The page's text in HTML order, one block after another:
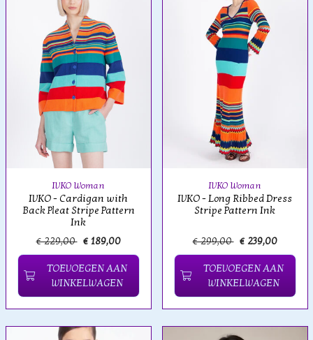
IVKO Woman
IVKO - Cardigan with
Back Pleat Stripe Pattern
Ink
€ 229,00 € 189,00
TOEVOEGEN AAN
WINKELWAGEN
IVKO Woman
IVKO - Long Ribbed Dress
Stripe Pattern Ink
€ 299,00 € 239,00
TOEVOEGEN AAN
WINKELWAGEN